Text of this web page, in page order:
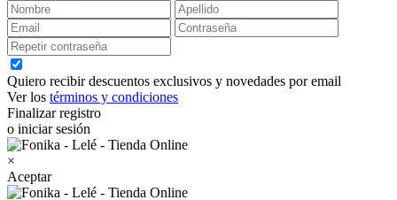
Quiero recibir descuentos exclusivos y novedades por email
Ver los términos y condiciones
Finalizar registro
o iniciar sesión
×
Aceptar